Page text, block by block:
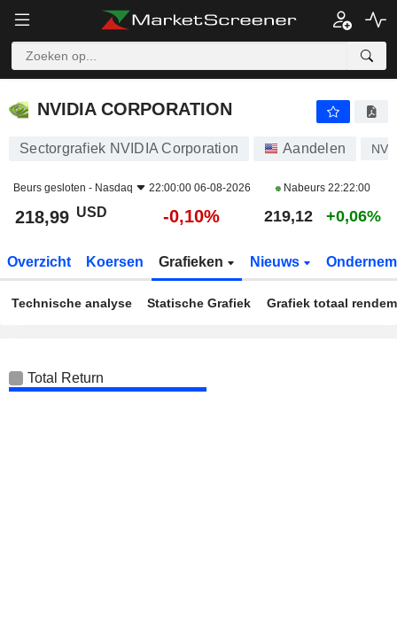
NVIDIA CORPORATION
NVIDIA CORPORATION
Sectorgrafiek NVIDIA Corporation Aandelen
Beurs gesloten - Nasdaq 22:00:00 06-08-2026 Nabeurs 22:22:00
218,99 USD -0,10% 219,12 +0,06%
Overzicht Koersen Grafieken Nieuws
Technische analyse Statische Grafiek Grafiek totaal
Total Return